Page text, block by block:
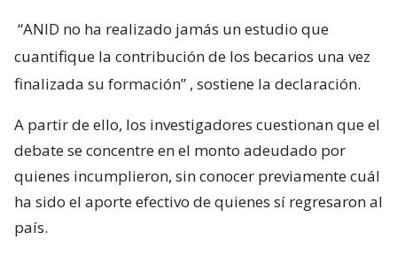
“ANID no ha realizado jamás un estudio que
cuantifique la contribución de los becarios una vez
finalizada su formación” , sostiene la declaración.
A partir de ello, los investigadores cuestionan que el
debate se concentre en el monto adeudado por
quienes incumplieron, sin conocer previamente cuál
ha sido el aporte efectivo de quienes sí regresaron al
país.